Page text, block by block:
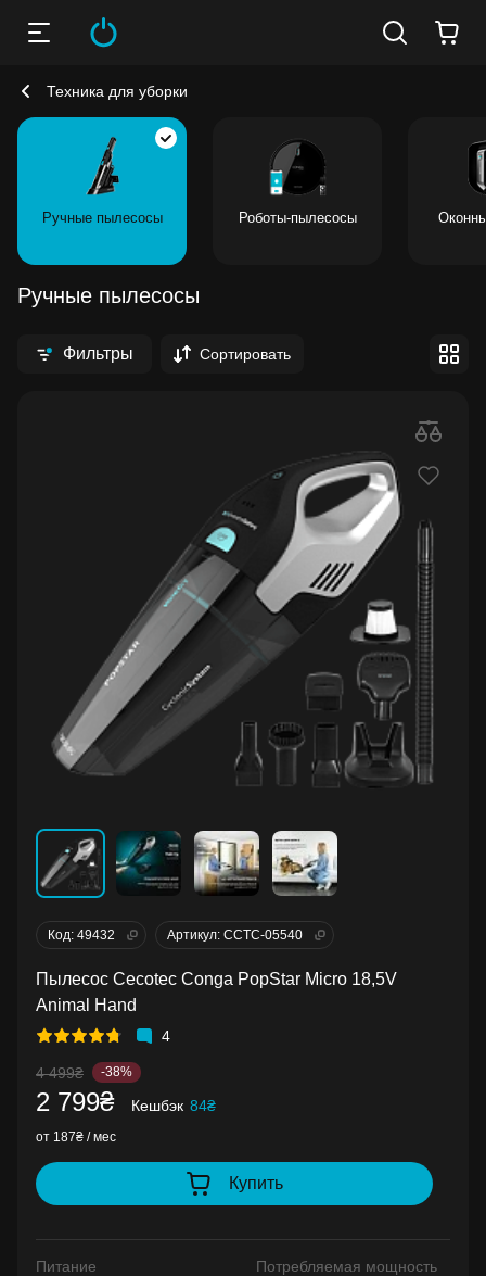
Техника для уборки
Роботы-пылесосы
Ручные пылесосы
Ручные пылесосы
Фильтры Сортировать
Код: 49432 Артикул: CCTC-05540
Пылесос Cecotec Conga PopStar Micro 18,5V
Animal Hand
4
4 499₴ -38%
2 799₴ Кешбэк 84₴
от 187₴ / мес
Купить
Питание
Потребляемая мощность